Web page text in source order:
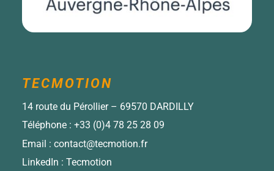
TECMOTION
14 route du Pérollier – 69570 DARDILLY
Téléphone : +33 (0)4 78 25 28 09
Email : contact@tecmotion.fr
LinkedIn : Tecmotion